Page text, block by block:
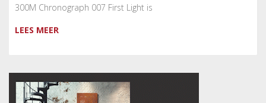
300M Chronograph 007 First Light is
LEES MEER